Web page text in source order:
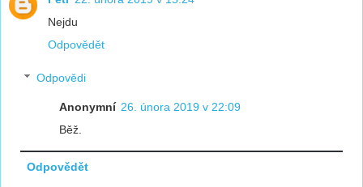
Nejdu
Odpovědět
Odpovědi
Anonymní 26. února 2019 v 22:09
Běž.
Odpovědět